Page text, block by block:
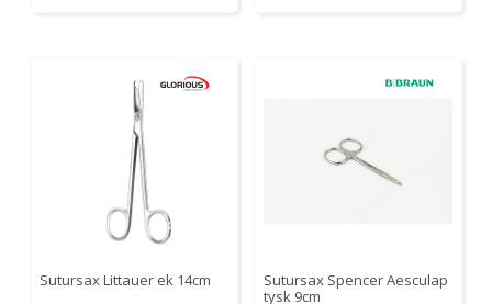
Sutursax Littauer ek 14cm
Sutursax Spencer Aesculap
tysk 9cm